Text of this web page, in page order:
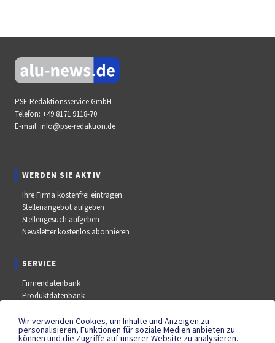
PSE Redaktionsservice GmbH
Telefon: +49 8171 9118-70
E-mail: info@pse-redaktion.de
WERDEN SIE AKTIV
Ihre Firma kostenfrei eintragen
Stellenangebot aufgeben
Stellengesuch aufgeben
Newsletter kostenlos abonnieren
SERVICE
Firmendatenbank
Produktdatenbank
Aus- und Weiterbildungsdatenbank
Messe- und Kongressdatenbank
Wir verwenden Cookies, um Inhalte und Anzeigen zu
personalisieren, Funktionen für soziale Medien anbieten zu
können und die Zugriffe auf unserer Website zu analysieren.